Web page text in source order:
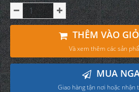
THÊM VÀO
Và xem thêm các sản
MUA
Giao hàng tận nơi hoặc nhận